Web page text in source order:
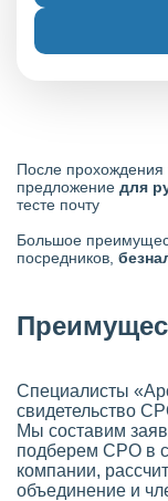
После прохождения
предложение для
тесте почту
Большое
посредников,
Специалисты
свидетельство
Мы составим
подберем СРО в
компании,
объединение и